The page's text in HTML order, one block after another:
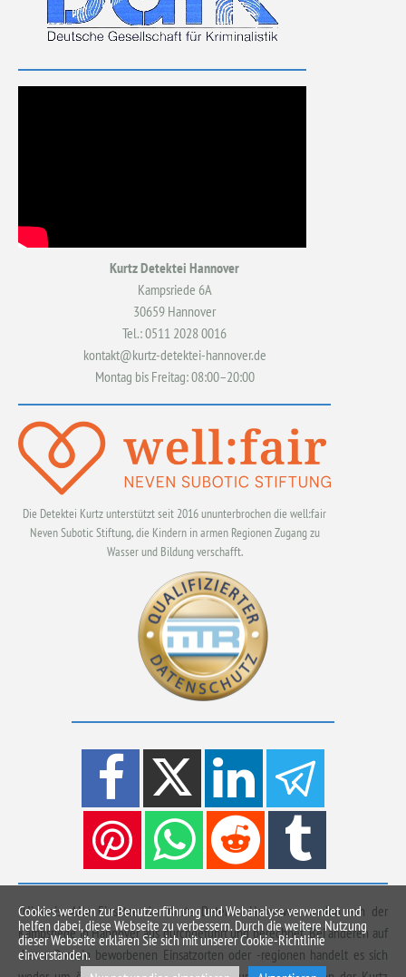
Kurtz Detektei Hannover
Kampsriede 6A
30659 Hannover
Tel.: 0511 2028 0016
kontakt@kurtz-detektei-hannover.de
Montag bis Freitag: 08:00–20:00
Die Detektei Kurtz unterstützt seit 2016 ununterbrochen die well:fair
Neven Subotic Stiftung, die Kindern in armen Regionen Zugang zu
Wasser und Bildung verschafft.
*Hinweis: Alle Einsätze der Kurtz Detektei Hannover werden von der
Kampsriede in Hannover aus durchgeführt und berechnet. Bei anderen auf
dieser Domain beworbenen Einsatzorten oder -regionen handelt es sich
Cookies werden zur Benutzerführung und Webanalyse verwendet und
helfen dabei, diese Webseite zu verbessern. Durch die weitere Nutzung
dieser Webseite erklären Sie sich mit unserer Cookie-Richtlinie
einverstanden.